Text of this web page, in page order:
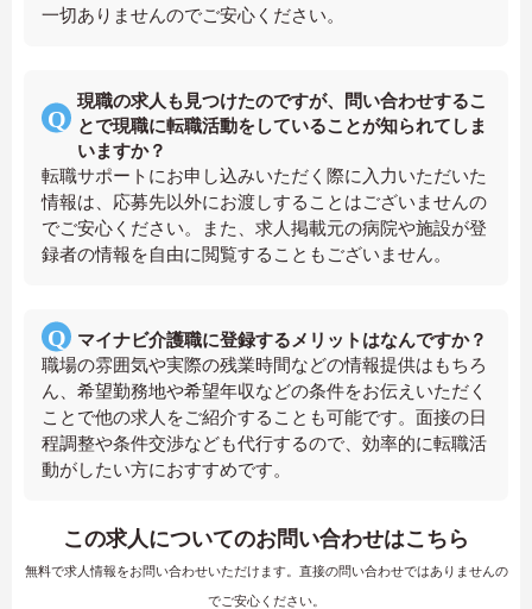
一切ありませんのでご安心ください。
現職の求人も見つけたのですが、問い合わせするこ
とで現職に転職活動をしていることが知られてしま
いますか？
転職サポートにお申し込みいただく際に入力いただいた
情報は、応募先以外にお渡しすることはございませんの
でご安心ください。また、求人掲載元の病院や施設が登
録者の情報を自由に閲覧することもございません。
マイナビ介護職に登録するメリットはなんですか？
職場の雰囲気や実際の残業時間などの情報提供はもちろ
ん、希望勤務地や希望年収などの条件をお伝えいただく
ことで他の求人をご紹介することも可能です。面接の日
程調整や条件交渉なども代行するので、効率的に転職活
動がしたい方におすすめです。
この求人についてのお問い合わせはこちら
無料で求人情報をお問い合わせいただけます。直接の問い合わせではありませんの
でご安心ください。